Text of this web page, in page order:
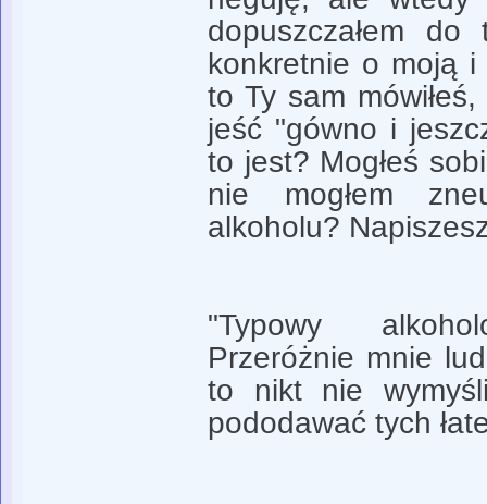
dopuszczałem
konkretnie o moją
to Ty sam
jeść "gówno i
to jest? Mogłeś
nie mogłem
alkoholu?
"Typowy
Przeróżnie mnie
to nikt nie
pododawać tych